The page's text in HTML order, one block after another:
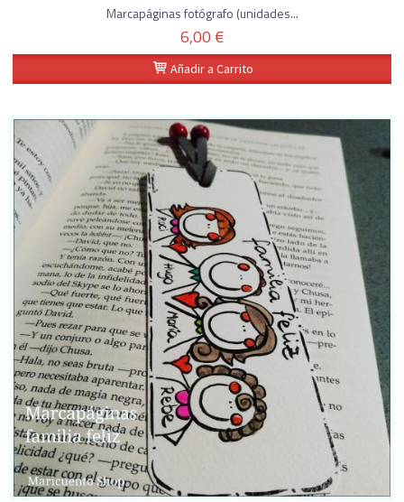
Marcapáginas fotógrafo (unidades...
6,00 €
Añadir a Carrito